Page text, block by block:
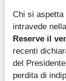
Chi si aspetta
intravede
Reserve il
recenti
del
perdita di